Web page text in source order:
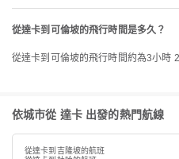
從達卡到可倫坡的飛行時間是多久？
從達卡到可倫坡的飛行時間約為3小時
依城市從 達卡 出發的熱門航線
從達卡到吉隆坡的航班